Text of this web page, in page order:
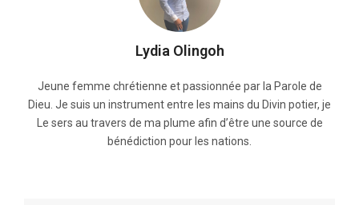
Lydia Olingoh
Jeune femme chrétienne et passionnée par la Parole de
Dieu. Je suis un instrument entre les mains du Divin potier, je
Le sers au travers de ma plume afin d’être une source de
bénédiction pour les nations.